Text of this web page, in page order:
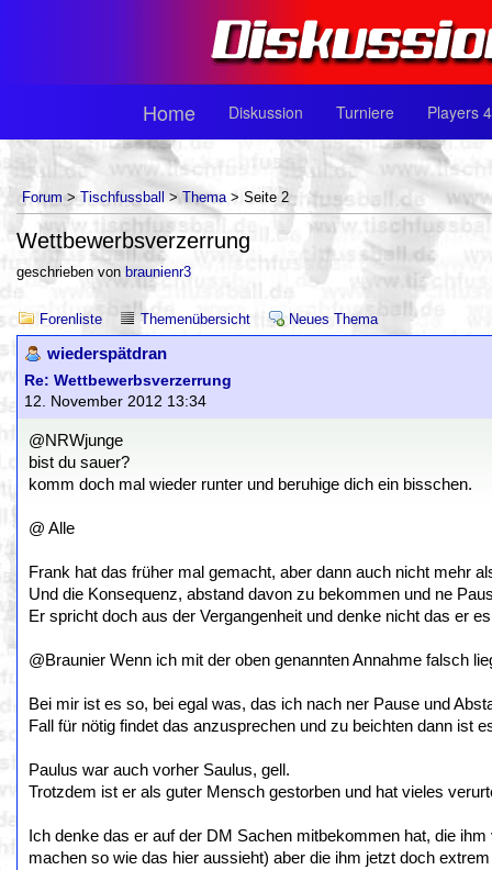
Home Diskussion Turniere Players
Forum > Tischfussball > Thema> Seite 2
Wettbewerbsverzerrung
geschrieben von braunienr3
Forenliste Themenübersicht Neues Thema
wiederspätdran
Re: Wettbewerbsverzerrung
12. November 2012 13:34
@NRWjunge
bist du sauer?
komm doch mal wieder runter und beruhige dich ein bisschen.
@ Alle
Frank hat das früher mal gemacht, aber dann auch nicht mehr
Und die Konsequenz, abstand davon zu bekommen und ne
Er spricht doch aus der Vergangenheit und denke nicht das er
@Braunier Wenn ich mit der oben genannten Annahme falsch
Bei mir ist es so, bei egal was, das ich nach ner Pause und
Fall für nötig findet das anzusprechen und zu beichten dann ist
Paulus war auch vorher Saulus, gell.
Trotzdem ist er als guter Mensch gestorben und hat vieles
Ich denke das er auf der DM Sachen mitbekommen hat, die
machen so wie das hier aussieht) aber die ihm jetzt doch